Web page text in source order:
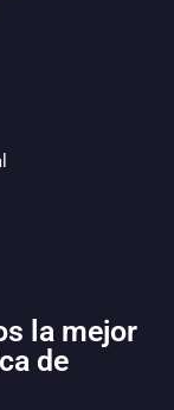
la mejor
de